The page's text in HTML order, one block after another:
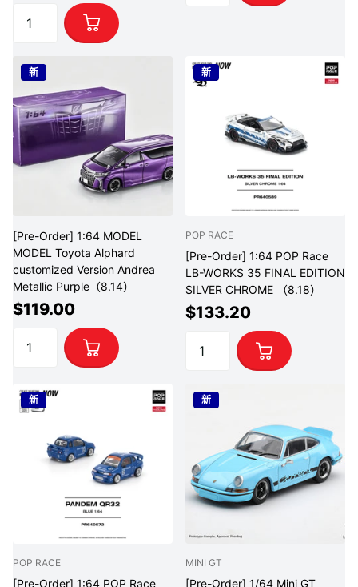
新
[Pre-Order] 1:64 MODEL
MODEL Toyota Alphard
customized Version Andrea
Metallic Purple（8.14）
$119.00
新
POP RACE
[Pre-Order] 1:64 POP Race
LB-WORKS 35 FINAL EDITION
SILVER CHROME （8.18）
$133.20
新
POP RACE
[Pre-Order] 1:64 POP Race
新
MINI GT
[Pre-Order] 1/64 Mini GT